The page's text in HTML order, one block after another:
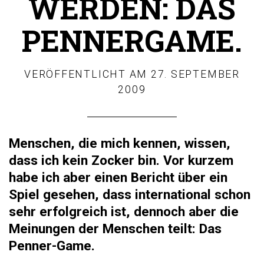
PENNERGAME.
VERÖFFENTLICHT AM 27. SEPTEMBER
2009
Menschen, die mich kennen, wissen,
dass ich kein Zocker bin. Vor kurzem
habe ich aber einen Bericht über ein
Spiel gesehen, dass international schon
sehr erfolgreich ist, dennoch aber die
Meinungen der Menschen teilt: Das
Penner-Game.